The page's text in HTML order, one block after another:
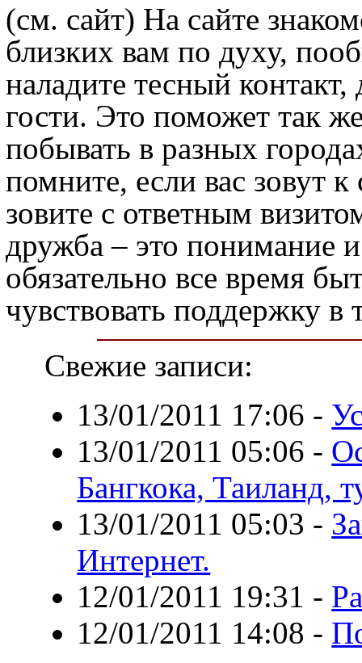
(см. сайт) На сайте
близких вам по духу,
наладите тесный
гости. Это поможет так
побывать в разных
помните, если вас зовут к
зовите с ответным
дружба – это понимание
обязательно все время
чувствовать поддержку в
Свежие записи:
13/01/2011 17:06 -
13/01/2011 05:06 -
Бангкока, Таиланд,
13/01/2011 05:03 -
Интернет.
12/01/2011 19:31 -
12/01/2011 14:08 -